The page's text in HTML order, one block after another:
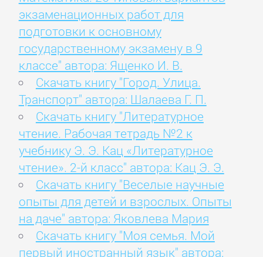
экзаменационных работ для
подготовки к основному
государственному экзамену в 9
классе" автора: Ященко И. В.
Скачать книгу "Город. Улица.
Транспорт" автора: Шалаева Г. П.
Скачать книгу "Литературное
чтение. Рабочая тетрадь №2 к
учебнику Э. Э. Кац «Литературное
чтение». 2-й класс" автора: Кац Э. Э.
Скачать книгу "Веселые научные
опыты для детей и взрослых. Опыты
на даче" автора: Яковлева Мария
Скачать книгу "Моя семья. Мой
первый иностранный язык" автора: